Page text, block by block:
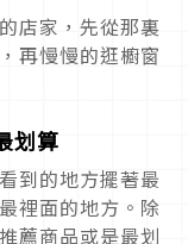
店家，先從那裏
再慢慢的逛櫥窗
划算
到的地方擺著最
裡面的地方。除
薦商品或是最划